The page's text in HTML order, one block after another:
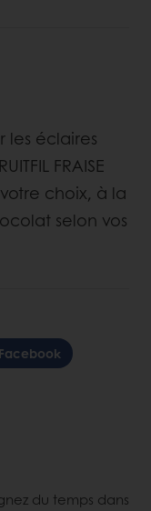
les éclaires
FRAISE
choix, à la
selon vos
Facebook
du temps dans